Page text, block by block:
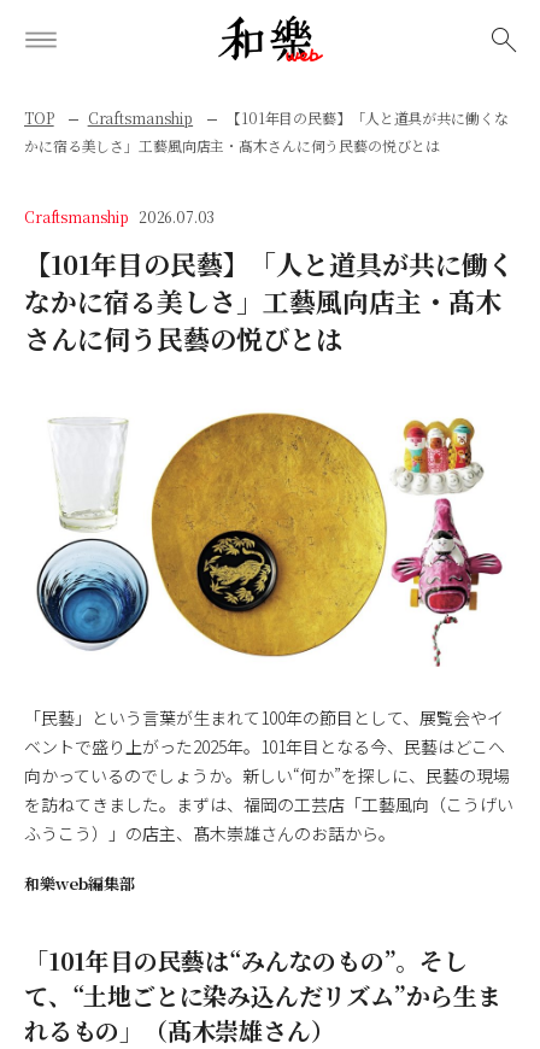
TOP Craftsmanship
【101年目の民藝】「人と道具が共に働くな
かに宿る美しさ」工藝風向店主・髙木さんに伺う民藝の悦びとは
Craftsmanship 2026.07.03
【101年目の民藝】「人と道具が共に働く
なかに宿る美しさ」工藝風向店主・髙木
さんに伺う民藝の悦びとは
「民藝」という言葉が生まれて100年の節目として、展覧会やイ
ベントで盛り上がった2025年。101年目となる今、民藝はどこへ
向かっているのでしょうか。新しい“何か”を探しに、民藝の現場
を訪ねてきました。まずは、福岡の工芸店「工藝風向（こうげい
ふうこう）」の店主、髙木崇雄さんのお話から。
和樂web編集部
「101年目の民藝は“みんなのもの”。そし
て、“土地ごとに染み込んだリズム”から生ま
れるもの」（髙木崇雄さん）